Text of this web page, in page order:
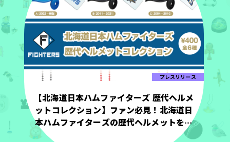
プレスリリース
【北海道日本ハムファイターズ 歴代ヘルメ
ットコレクション】ファン必見！北海道日
本ハムファイターズの歴代ヘルメットを手